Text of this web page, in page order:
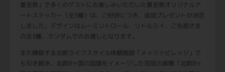
夏至祭」で多くのゲストにお楽しみいただいた夏至祭オリジナルア
ートステッカー（全3種）は、ご好評につき、追加プレゼントが決定
しました。デザインはムーミントロール、リトルミイ、ご先祖さま
の全3種、ランダムでのお渡しとなります。
また隣接する北欧ライフスタイル体験施設「メッツァビレッジ」で
も引き続き、北欧8ヶ国の国旗をイメージした花冠の装飾「北欧8ヶ